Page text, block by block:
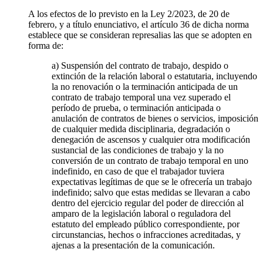
A los efectos de lo previsto en la Ley 2/2023, de 20 de
febrero, y a título enunciativo, el artículo 36 de dicha norma
establece que se consideran represalias las que se adopten en
forma de:
a) Suspensión del contrato de trabajo, despido o
extinción de la relación laboral o estatutaria, incluyendo
la no renovación o la terminación anticipada de un
contrato de trabajo temporal una vez superado el
período de prueba, o terminación anticipada o
anulación de contratos de bienes o servicios, imposición
de cualquier medida disciplinaria, degradación o
denegación de ascensos y cualquier otra modificación
sustancial de las condiciones de trabajo y la no
conversión de un contrato de trabajo temporal en uno
indefinido, en caso de que el trabajador tuviera
expectativas legítimas de que se le ofrecería un trabajo
indefinido; salvo que estas medidas se llevaran a cabo
dentro del ejercicio regular del poder de dirección al
amparo de la legislación laboral o reguladora del
estatuto del empleado público correspondiente, por
circunstancias, hechos o infracciones acreditadas, y
ajenas a la presentación de la comunicación.